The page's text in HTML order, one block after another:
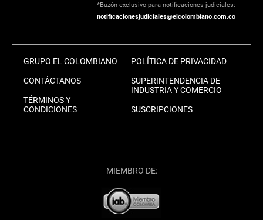
*Buzón exclusivo para notificaciones judiciales:
notificacionesjudiciales@elcolombiano.com.co
GRUPO EL COLOMBIANO
CONTÁCTANOS
TÉRMINOS Y
CONDICIONES
POLÍTICA DE PRIVACIDAD
SUPERINTENDENCIA DE
INDUSTRIA Y COMERCIO
SUSCRIPCIONES
MIEMBRO DE: